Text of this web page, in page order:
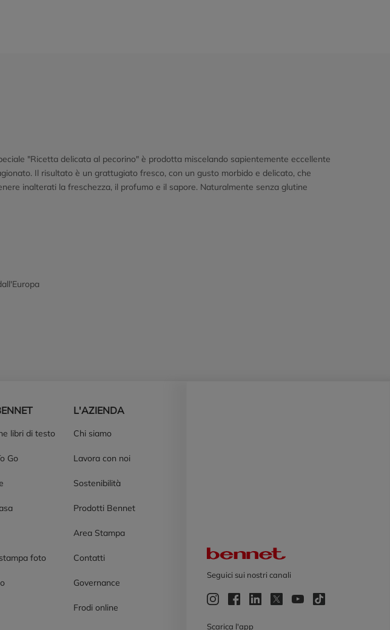
"Ricetta delicata al pecorino" è prodotta miscelando sapientemente eccellente
Il risultato è un grattugiato fresco, con un gusto morbido e delicato, che
inalterati la freschezza, il profumo e il sapore. Naturalmente senza glutine
libri di testo
Go
foto
L'AZIENDA
Chi siamo
Lavora con noi
Sostenibilità
Prodotti Bennet
Area Stampa
Contatti
Governance
Frodi online
Seguici sui nostri canali
Scarica l'app